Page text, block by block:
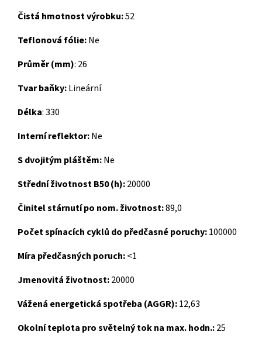
Čistá hmotnost výrobku:52
Teflonová fólie:Ne
Průměr (mm): 26
Tvar baňky:Lineární
Délka: 330
Interní reflektor:Ne
S dvojitým pláštěm:Ne
Střední životnost B50 (h):20000
Činitel stárnutí po nom. životnost:89,0
Počet spínacích cyklů do předčasné poruchy:100000
Míra předčasných poruch:<1
Jmenovitá životnost:20000
Vážená energetická spotřeba (AGGR):12,63
Okolní teplota pro světelný tok na max. hodn.:25